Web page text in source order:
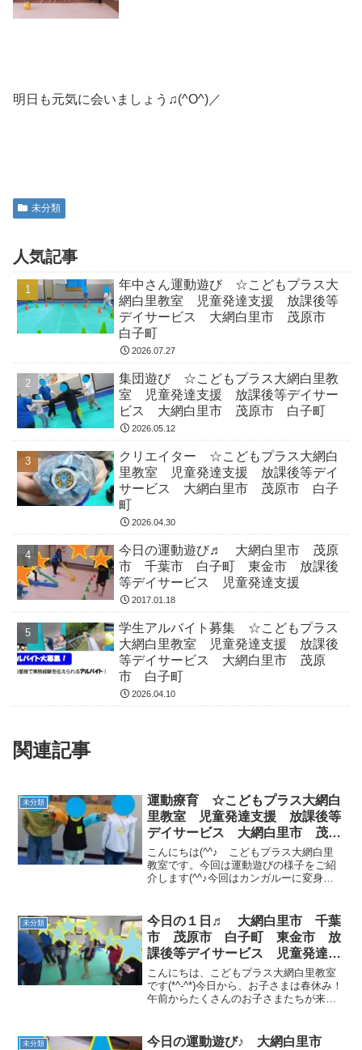
明日も元気に会いましょう♫(^O^)／
未分類
人気記事
年中さん運動遊び ☆こどもプラス大
網白里教室 児童発達支援 放課後等
デイサービス 大網白里市 茂原市
白子町
2026.07.27
集団遊び ☆こどもプラス大網白里教
室 児童発達支援 放課後等デイサー
ビス 大網白里市 茂原市 白子町
2026.05.12
クリエイター ☆こどもプラス大網白
里教室 児童発達支援 放課後等デイ
サービス 大網白里市 茂原市 白子
町
2026.04.30
今日の運動遊び♬ 大網白里市 茂原
市 千葉市 白子町 東金市 放課後
等デイサービス 児童発達支援
2017.01.18
学生アルバイト募集 ☆こどもプラス
大網白里教室 児童発達支援 放課後
等デイサービス 大網白里市 茂原
市 白子町
2026.04.10
関連記事
未分類
運動療育 ☆こどもプラス大網白
里教室 児童発達支援 放課後等
デイサービス 大網白里市 茂原
市 白子町
こんにちは(^^♪ こどもプラス大網白里
教室です。今回は運動遊びの様子をご紹
介します(^^♪今回はカンガルーに変身し
える事がポイントです(*^-^*) 次に平均
台つま...
未分類
今日の１日♬ 大網白里市 千葉
市 茂原市 白子町 東金市 放
課後等デイサービス 児童発達支
援
こんにちは、こどもプラス大網白里教室
です(*^-^*)今日から、お子さまは春休み！
午前からたくさんのお子さまたちが来て
大縄跳びです(＾ω＾)そして午後は・・...
未分類
今日の運動遊び♪ 大網白里市